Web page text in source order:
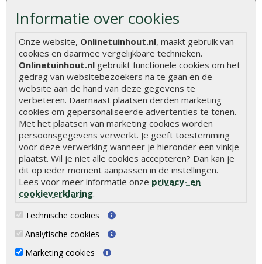
Informatie over cookies
Onze website, Onlinetuinhout.nl, maakt gebruik van
cookies en daarmee vergelijkbare technieken.
Onlinetuinhout.nl gebruikt functionele cookies om het
gedrag van websitebezoekers na te gaan en de
website aan de hand van deze gegevens te
verbeteren. Daarnaast plaatsen derden marketing
cookies om gepersonaliseerde advertenties te tonen.
Met het plaatsen van marketing cookies worden
persoonsgegevens verwerkt. Je geeft toestemming
voor deze verwerking wanneer je hieronder een vinkje
plaatst. Wil je niet alle cookies accepteren? Dan kan je
dit op ieder moment aanpassen in de instellingen.
Lees voor meer informatie onze privacy- en
cookieverklaring.
Technische cookies
Analytische cookies
Marketing cookies
Hoe betonpaal plaatsen
Hoe schutting plaatsen
De 9 beste tuinschermen van Onlinetuinhout.nl
Stijlvolle houtsoorten voor in de tuin
Duurzame tuin
Welke palen voor een schapenhek
Alle populaire categorieën
Tuinhout
Schutting
Tuinpalen
Tuinhekken
Tuinhuizen
Tuindeuren
Tuinschermen
Steigerplanken
Douglas hout